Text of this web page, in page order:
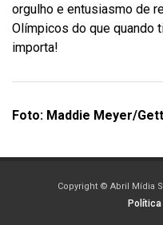
orgulho e entusiasmo de
Olímpicos do que quando
importa!
Foto: Maddie Meyer/
Copyright © Abril Mídia